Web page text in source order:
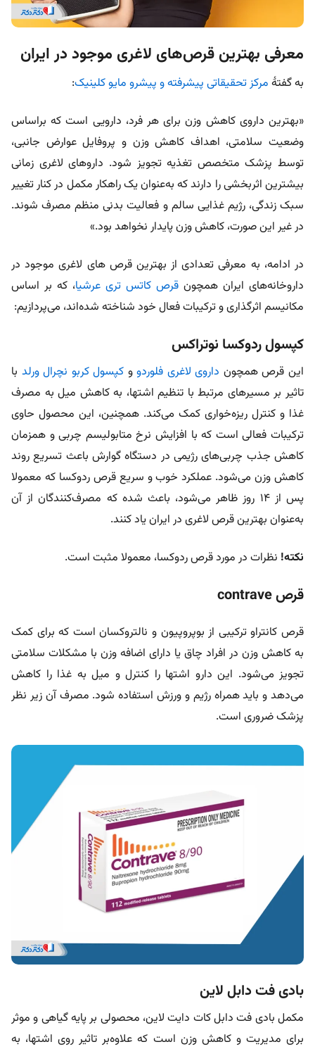
معرفی بهترین قرص‌های لاغری موجود در ایران
به گفتۀ مرکز تحقیقاتی پیشرفته و پیشرو مایو کلینیک:
«بهترین داروی کاهش وزن برای هر فرد، دارویی است که بر‌اساس
وضعیت سلامتی، اهداف کاهش وزن و پروفایل عوارض جانبی،
توسط پزشک متخصص تغذیه تجویز شود. داروهای لاغری زمانی
بیشترین اثربخشی را دارند که به‌عنوان یک راهکار مکمل در کنار تغییر
سبک زندگی، رژیم غذایی سالم و فعالیت بدنی منظم مصرف شوند.
در غیر این صورت، کاهش وزن پایدار نخواهد بود.»
در ادامه، به معرفی تعدادی از بهترین قرص‌ های لاغری موجود در
داروخانه‌های ایران همچون قرص کاتس تری عرشیا، که بر اساس
مکانیسم اثرگذاری و ترکیبات فعال خود شناخته شده‌اند، می‌پردازیم:
کپسول ردوکسا نوتراکس
این قرص همچون داروی لاغری فلوردوو کپسول کربو نچرال ورلد با
تاثیر بر مسیرهای مرتبط با تنظیم اشتها، به کاهش میل به مصرف
غذا و کنترل ریزه‌خواری کمک می‌کند. همچنین، این محصول حاوی
ترکیبات فعالی است که با افزایش نرخ متابولیسم چربی و همزمان
کاهش جذب چربی‌های رژیمی در دستگاه گوارش باعث تسریع روند
کاهش وزن می‌شود. عملکرد خوب و سریع قرص ردوکسا که معمولا
پس از 14 روز ظاهر می‌شود، باعث شده که مصرف‌کنندگان از آن
به‌عنوان بهترین قرص لاغری در ایران یاد کنند.
نکته! نظرات در مورد قرص ردوکسا، معمولا مثبت است.
قرص contrave
قرص کانتراو ترکیبی از بوپروپیون و نالتروکسان است که برای کمک
به کاهش وزن در افراد چاق یا دارای اضافه وزن با مشکلات سلامتی
تجویز می‌شود. این دارو اشتها را کنترل و میل به غذا را کاهش
می‌دهد و باید همراه رژیم و ورزش استفاده شود. مصرف آن زیر نظر
پزشک ضروری است.
بادی فت دابل لاین
مکمل بادی فت دابل کات دایت لاین، محصولی بر پایه گیاهی و موثر
برای مدیریت و کاهش وزن است که علاوه‌بر تاثیر روی اشتها، به